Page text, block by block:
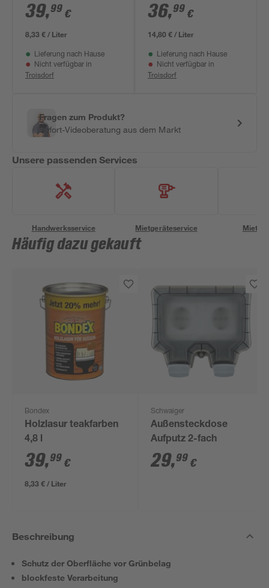
39,99 €
8,33 € / Liter
Lieferung nach Hause
Nicht verfügbar in
Troisdorf
36,99 €
14,80 € / Liter
Lieferung nach Hause
Nicht verfügbar in
Troisdorf
Fragen zum Produkt?
Sofort-Videoberatung aus dem Markt
Unsere passenden Services
Handwerksservice Mietgeräteservice
Häufig dazu gekauft
Bondex
Holzlasur teakfarben
4,8 l
39,99 €
8,33 € / Liter
Schwaiger
Außensteckdose
Aufputz 2-fach
29,99 €
Beschreibung
Schutz der Oberfläche vor Grünbelag
blockfeste Verarbeitung